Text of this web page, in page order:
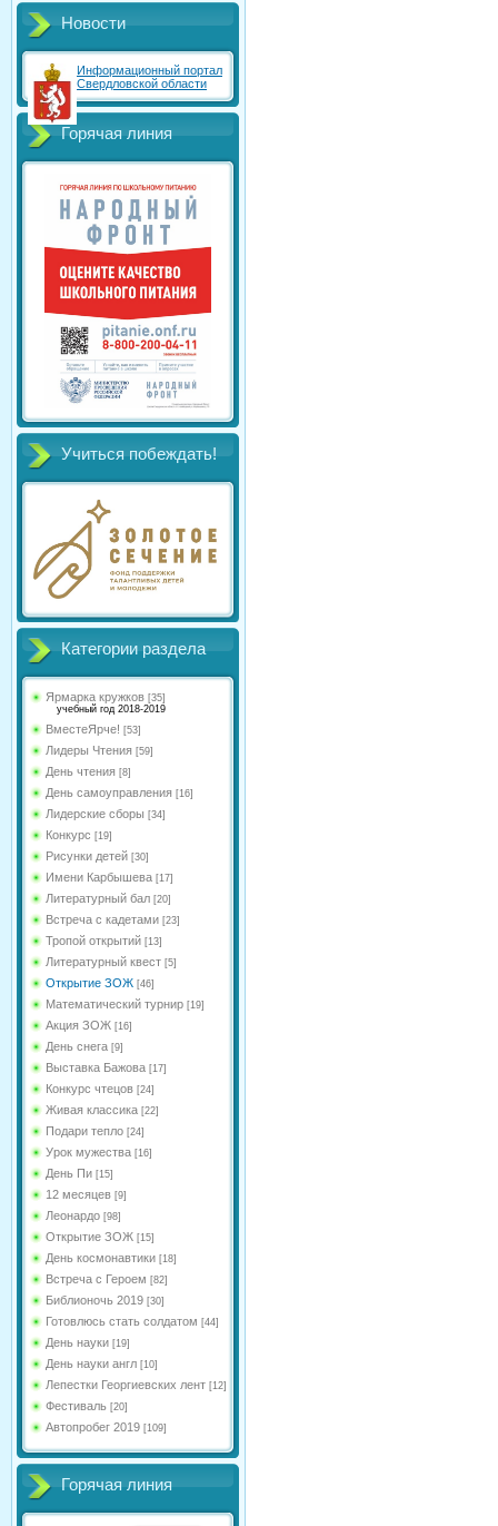
Новости
Информационный портал
Свердловской области
Горячая линия
Учиться побеждать!
Категории раздела
Ярмарка кружков [35]
учебный год 2018-2019
ВместеЯрче! [53]
Лидеры Чтения [59]
День чтения [8]
День самоуправления [16]
Лидерские сборы [34]
Конкурс [19]
Рисунки детей [30]
Имени Карбышева [17]
Литературный бал [20]
Встреча с кадетами [23]
Тропой открытий [13]
Литературный квест [5]
Открытие ЗОЖ [46]
Математический турнир [19]
Акция ЗОЖ [16]
День снега [9]
Выставка Бажова [17]
Конкурс чтецов [24]
Живая классика [22]
Подари тепло [24]
Урок мужества [16]
День Пи [15]
12 месяцев [9]
Леонардо [98]
Открытие ЗОЖ [15]
День космонавтики [18]
Встреча с Героем [82]
Библионочь 2019 [30]
Готовлюсь стать солдатом [44]
День науки [19]
День науки англ [10]
Лепестки Георгиевских лент [12]
Фестиваль [20]
Автопробег 2019 [109]
Горячая линия